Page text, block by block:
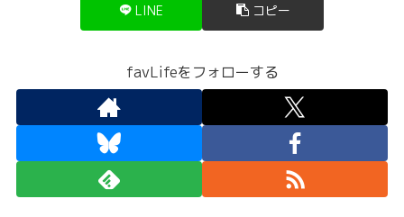
LINE コピー
favLifeをフォローする